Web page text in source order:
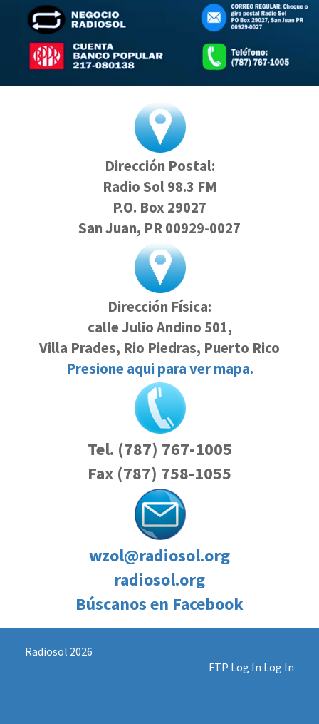
Dirección Postal:
Radio Sol 98.3 FM
P.O. Box 29027
San Juan, PR 00929-0027
Dirección Física:
calle Julio Andino 501,
Villa Prades, Rio Piedras, Puerto Rico
Presione aqui para ver mapa.
Tel. (787) 767-1005
Fax (787) 758-1055
wzol@radiosol.org
radiosol.org
Búscanos en Facebook
Radiosol 2026
FTP Log In Log In